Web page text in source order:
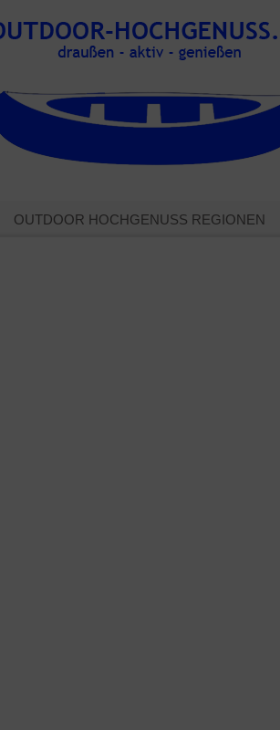
OUTDOOR HOCHGENUSS REGIONEN